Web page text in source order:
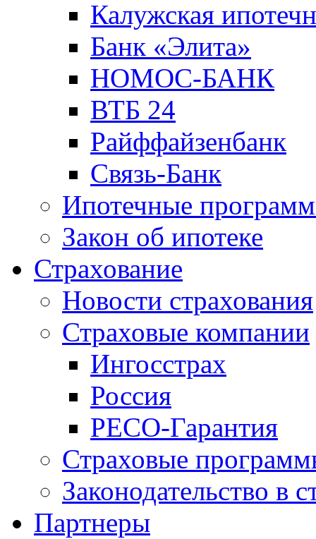
Калужская
Банк «Элита»
НОМОС-БАНК
ВТБ 24
Райффайзенбанк
Связь-Банк
Ипотечные
Закон об ипотеке
Страхование
Новости страхования
Страховые компании
Ингосстрах
Россия
РЕСО-Гарантия
Страховые
Законодательство в
Партнеры